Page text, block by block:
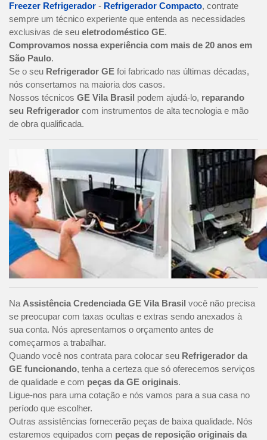
Freezer Refrigerador - Refrigerador Compacto, contrate
sempre um técnico experiente que entenda as necessidades
exclusivas de seu eletrodoméstico GE.
Comprovamos nossa experiência com mais de 20 anos em
São Paulo.
Se o seu Refrigerador GE foi fabricado nas últimas décadas,
nós consertamos na maioria dos casos.
Nossos técnicos GE Vila Brasil podem ajudá-lo, reparando
seu Refrigerador com instrumentos de alta tecnologia e mão
de obra qualificada.
Na Assistência Credenciada GE Vila Brasil você não precisa
se preocupar com taxas ocultas e extras sendo anexados à
sua conta. Nós apresentamos o orçamento antes de
começarmos a trabalhar.
Quando você nos contrata para colocar seu Refrigerador da
GE funcionando, tenha a certeza que só oferecemos serviços
de qualidade e com peças da GE originais.
Ligue-nos para uma cotação e nós vamos para a sua casa no
período que escolher.
Outras assistências fornecerão peças de baixa qualidade. Nós
estaremos equipados com peças de reposição originais da